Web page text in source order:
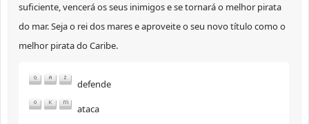
suficiente, vencerá os seus inimigos e se tornará o melhor pirata
do mar. Seja o rei dos mares e aproveite o seu novo título como o
melhor pirata do Caribe.
defende
ataca